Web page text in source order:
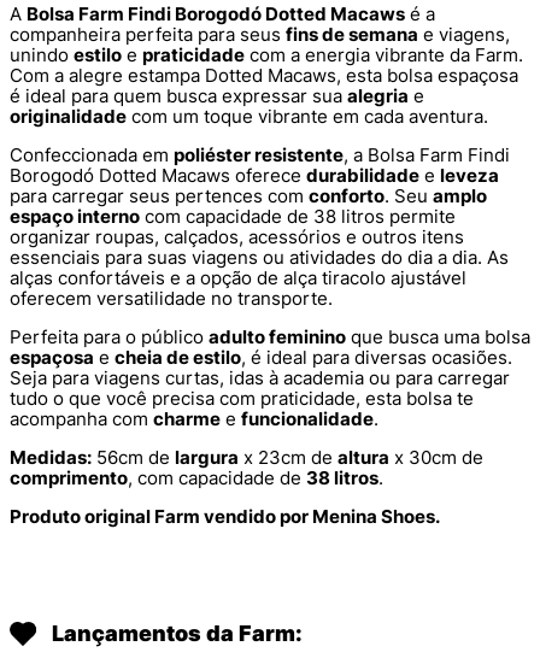
A Bolsa Farm Findi Borogodó Dotted Macaws é a
companheira perfeita para seus fins de semana e viagens,
unindo estilo e praticidade com a energia vibrante da Farm.
Com a alegre estampa Dotted Macaws, esta bolsa espaçosa
é ideal para quem busca expressar sua alegria e
originalidade com um toque vibrante em cada aventura.
Confeccionada em poliéster resistente, a Bolsa Farm Findi
Borogodó Dotted Macaws oferece durabilidade e leveza
para carregar seus pertences com conforto. Seu amplo
espaço interno com capacidade de 38 litros permite
organizar roupas, calçados, acessórios e outros itens
essenciais para suas viagens ou atividades do dia a dia. As
alças confortáveis e a opção de alça tiracolo ajustável
oferecem versatilidade no transporte.
Perfeita para o público adulto feminino que busca uma bolsa
espaçosa e cheia de estilo, é ideal para diversas ocasiões.
Seja para viagens curtas, idas à academia ou para carregar
tudo o que você precisa com praticidade, esta bolsa te
acompanha com charme e funcionalidade.
Medidas: 56cm de largura x 23cm de altura x 30cm de
comprimento, com capacidade de 38 litros.
Produto original Farm vendido por Menina Shoes.
Lançamentos da Farm: